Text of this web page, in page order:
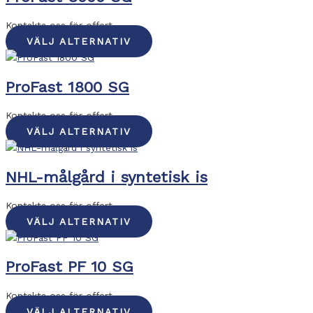
Kontakta oss för offert
VÄLJ ALTERNATIV
ProFast 1800 SG
Kontakta oss för offert
VÄLJ ALTERNATIV
NHL-målgård i syntetisk is
Kontakta oss för offert
VÄLJ ALTERNATIV
ProFast PF 10 SG
Kontakta oss för offert